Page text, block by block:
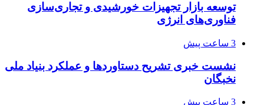
توسعه بازار تجهیزات خورشیدی و تجاری‌سازی
فناوری‌های انرژی
3 ساعت پیش
نشست خبری تشریح دستاوردها و عملکرد بنیاد ملی
نخبگان
3 ساعت پیش